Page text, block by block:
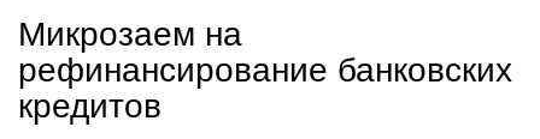
Микрозаем на
рефинансирование банковских
кредитов